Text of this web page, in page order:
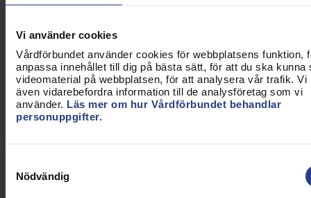
Vi använder cookies
Vårdförbundet använder cookies för webbplatsens funktion,
anpassa innehållet till dig på bästa sätt, för att du ska kunna
videomaterial på webbplatsen, för att analysera vår trafik. Vi
även vidarebefordra information till de analysföretag som vi
använder. Läs mer om hur Vårdförbundet behandlar
personuppgifter.
Nödvändig
Akademisk specialisttjänstgöring